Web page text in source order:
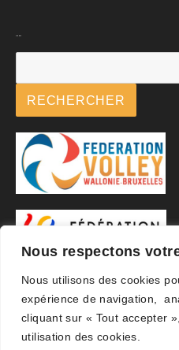
Nous respectons
Nous utilisons des cookies
expérience de navigation,
cliquant sur « Tout accepter
utilisation des cookies.
RECHERCHER